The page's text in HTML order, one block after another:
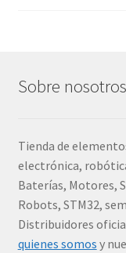
Sobre nosotros
Tienda de
electrónica,
Baterías, Motores,
Robots, STM32,
Distribuidores
quienes somos y